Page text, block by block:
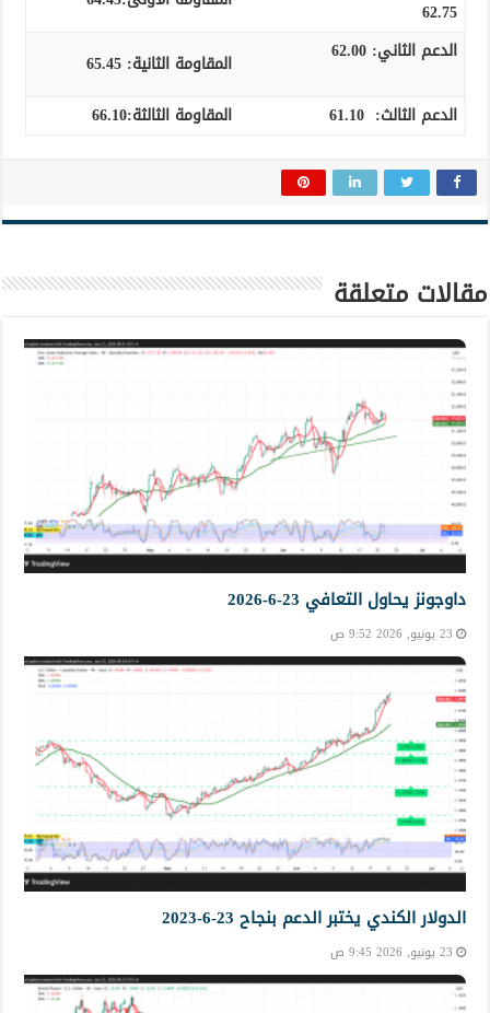
62.75
الدعم الثاني: 62.00 المقاومة الثانية: 65.45
الدعم الثالث: المقاومة الثالثة:66.10
مقالات متعلقة
داوجونز يحاول التعافي 23-6-2026
23 يونيو, 2026 9:52 ص
الدولار الكندي يختبر الدعم بنجاح 23-6-2023
23 يونيو, 2026 9:45 ص